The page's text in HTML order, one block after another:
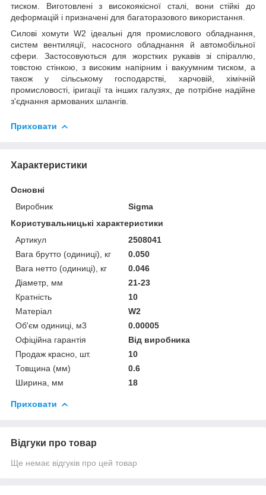
тиском. Виготовлені з високоякісної сталі, вони стійкі до
деформацій і призначені для багаторазового використання.
Силові хомути W2 ідеальні для промислового обладнання,
систем вентиляції, насосного обладнання й автомобільної
сфери. Застосовуються для жорстких рукавів зі спіраллю,
товстою стінкою, з високим напірним і вакуумним тиском, а
також у сільському господарстві, харчовій, хімічній
промисловості, іригації та інших галузях, де потрібне надійне
з'єднання армованих шлангів.
Приховати
Характеристики
Основні
Виробник
Sigma
Користувальницькі характеристики
Артикул
2508041
Вага брутто (одиниці), кг
0.050
Вага нетто (одиниці), кг
0.046
Діаметр, мм
21-23
Кратність
10
Матеріал
W2
Об'єм одиниці, м3
0.00005
Офіційна гарантія
Від виробника
Продаж красно, шт.
10
Товщина (мм)
0.6
Ширина, мм
18
Приховати
Відгуки про товар
Ще немає відгуків про цей товар